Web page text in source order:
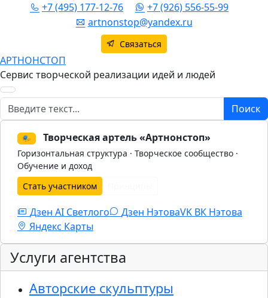
+7 (495) 177-12-76
+7 (926) 556-55-99
artnonstop@yandex.ru
Связаться
АРТНОНСТОП
Сервис творческой реализации идей и людей
Поиск Поиск
🎭 Творческая артель «Артнонстоп»
Горизонтальная структура · Творческое сообщество ·
Обучение и доход
Стать участником
Дзен AI Светлого Дзен НэтоваVK ВК Нэтова
Яндекс Карты
Услуги агентства
Авторские скульптуры